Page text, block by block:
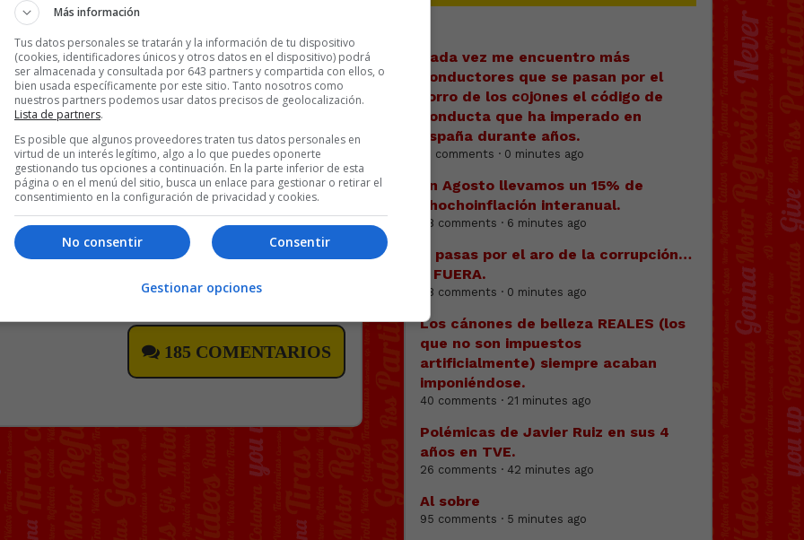
eclipse por 9€
tuvo perspectiva de
en X]
Joduodecter.
185 COMENTARIOS
Cada vez me encuentro más
conductores que se pasan por el
forro de los cоjоnes el código de
conducta que ha imperado en
España durante años.
81 comments · 0 minutes ago
En Agosto llevamos un 15% de
chochoinflación interanual.
88 comments · 6 minutes ago
O pasas por el aro de la corrupción…
o FUERA.
28 comments · 0 minutes ago
Los cánones de belleza REALES (los
que no son impuestos
artificialmente) siempre acaban
imponiéndose.
40 comments · 21 minutes ago
Polémicas de Javier Ruiz en sus 4
años en TVE.
26 comments · 42 minutes ago
Al sobre
95 comments · 5 minutes ago
Más información
Tus datos personales se tratarán y la información de tu dispositivo
(cookies, identificadores únicos y otros datos en el dispositivo) podrá
ser almacenada y consultada por 643 partners y compartida con ellos, o
bien usada específicamente por este sitio. Tanto nosotros como
nuestros partners podemos usar datos precisos de geolocalización.
Lista de partners.
Es posible que algunos proveedores traten tus datos personales en
virtud de un interés legítimo, algo a lo que puedes oponerte
gestionando tus opciones a continuación. En la parte inferior de esta
página o en el menú del sitio, busca un enlace para gestionar o retirar el
consentimiento en la configuración de privacidad y cookies.
Consentir
No consentir
Gestionar opciones